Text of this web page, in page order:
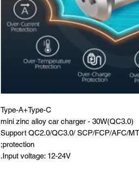
Type-A+Type-C
(QC3.0)mini zinc alloy car charger - 30W
Support QC2.0/QC3.0/ SCP/FCP/AFC/
protection;
Input voltage: 12-24V.